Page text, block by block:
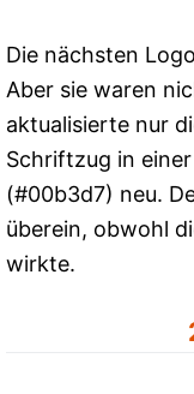
Die nächsten
Aber sie waren
aktualisierte nur
Schriftzug in
(#00b3d7) neu.
überein, obwohl
wirkte.